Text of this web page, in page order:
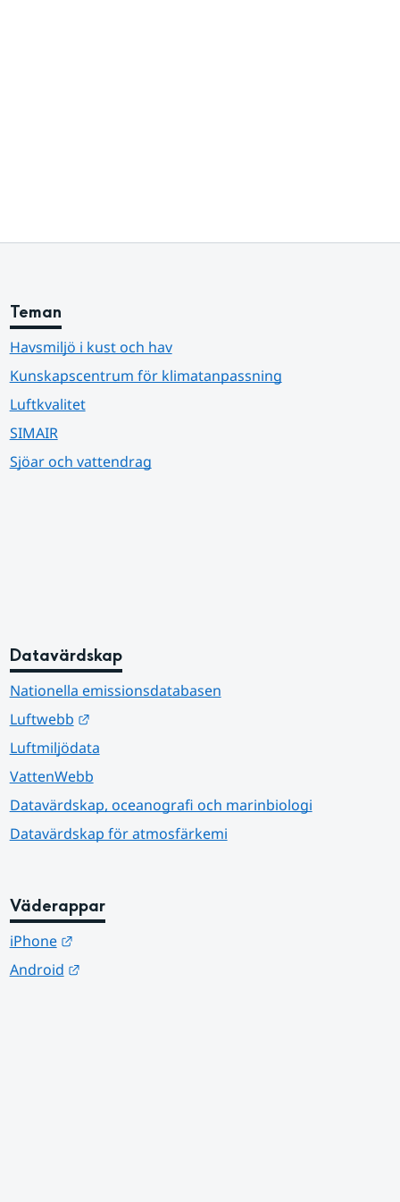
Teman
Havsmiljö i kust och hav
Kunskapscentrum för klimatanpassning
Luftkvalitet
SIMAIR
Sjöar och vattendrag
Datavärdskap
Nationella emissionsdatabasen
Luftwebb
Länk till annan webbplats.
Luftmiljödata
VattenWebb
Datavärdskap, oceanografi och marinbiologi
Datavärdskap för atmosfärkemi
Väderappar
iPhone
Länk till annan webbplats.
Android
Länk till annan webbplats.